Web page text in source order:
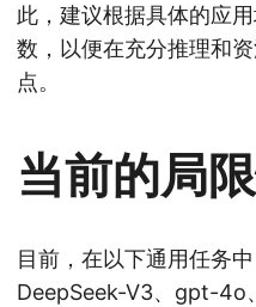
此，建议根据具体的应
数，以便在充分推理和
点。
当前的局
目前，在以下通用任务
DeepSeek-V3、gpt-